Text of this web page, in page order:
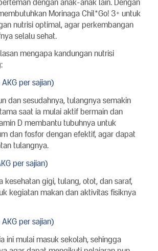
dengan anak-anak lain. Dengan
Morinaga Chil*Go! 3+ untuk
nutrisi optimal, agar perkembangan
selalu sehat.
mengapa kandungan nutrisi
per sajian)
dan sesudahnya, tulangnya semakin
saat ia mulai aktif bermain dan
D membantu tubuhnya untuk
dan fosfor dengan efektif, agar dapat
tulangnya.
per sajian)
kesehatan gigi, tulang, otot, dan saraf,
kegiatan makan dan aktivitas fisiknya
per sajian)
ini mulai masuk sekolah, sehingga